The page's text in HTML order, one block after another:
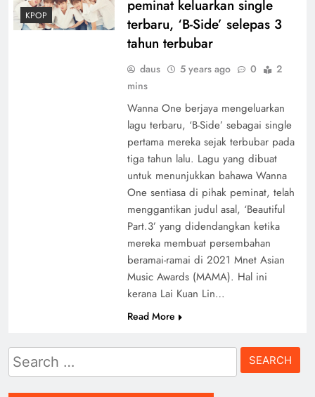
KPOP
peminat keluarkan single
terbaru, ‘B-Side’ selepas 3
tahun terbubar
daus 5 years ago 0
2
mins
Wanna One berjaya mengeluarkan
lagu terbaru, ‘B-Side’ sebagai single
pertama mereka sejak terbubar pada
tiga tahun lalu. Lagu yang dibuat
untuk menunjukkan bahawa Wanna
One sentiasa di pihak peminat, telah
menggantikan judul asal, ‘Beautiful
Part.3’ yang didendangkan ketika
mereka membuat persembahan
beramai-ramai di 2021 Mnet Asian
Music Awards (MAMA). Hal ini
kerana Lai Kuan Lin…
Read More
Search
for: